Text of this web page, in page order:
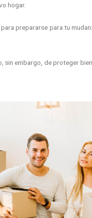
hogar.
prepararse para tu
sin embargo, de proteger